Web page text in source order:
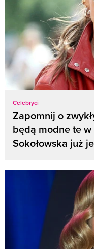
Celebryci
Zapomnij o
będą modne te w
Sokołowska już